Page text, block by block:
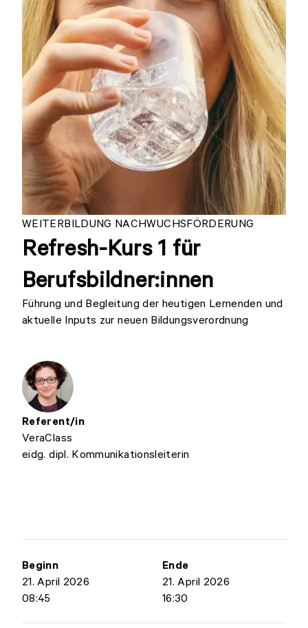
WEITERBILDUNG NACHWUCHSFÖRDERUNG
Refresh-Kurs 1 für
Berufsbildner:innen
Führung und Begleitung der heutigen Lernenden und
aktuelle Inputs zur neuen Bildungsverordnung
Referent/in
VeraClass
eidg. dipl. Kommunikationsleiterin
Beginn
21. April 2026
08:45
Ende
21. April 2026
16:30